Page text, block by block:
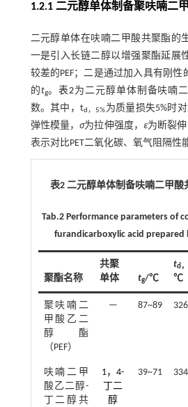
1.2.1 二元醇单体制备聚呋喃二
二元醇单体在呋喃二甲酸共聚酯的
一是引入长链二醇以增强聚酯延展
较差的PEF；二是通过加入具有刚
的tg。表2为二元醇单体制备呋喃
数。其中，td，5%为质量损失5%时
弹性模量，σ为拉伸强度，ε为断裂伸
表示对比PET二氧化碳、氧气阻隔性
表2 二元醇单体制备呋喃二甲酸
Tab.2 Performance parameters of
furandicarboxylic acid
聚酯名称
共聚
单体
tg/℃
td
℃
聚呋喃二
甲酸乙二
醇酯
（PEF）
— 87~89
呋喃二甲
酸乙二醇-
丁二醇共
1，4-
丁二
醇
39~71